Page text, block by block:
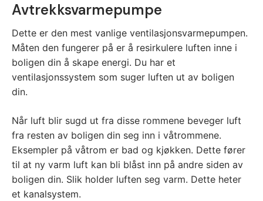
Avtrekksvarmepumpe
Dette er den mest vanlige ventilasjonsvarmepumpen.
Måten den fungerer på er å resirkulere luften inne i
boligen din å skape energi. Du har et
ventilasjonssystem som suger luften ut av boligen
din.
Når luft blir sugd ut fra disse rommene beveger luft
fra resten av boligen din seg inn i våtrommene.
Eksempler på våtrom er bad og kjøkken. Dette fører
til at ny varm luft kan bli blåst inn på andre siden av
boligen din. Slik holder luften seg varm. Dette heter
et kanalsystem.